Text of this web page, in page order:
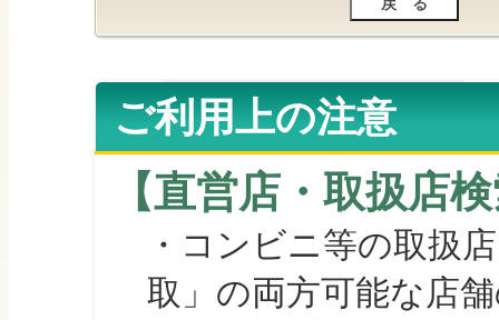
ご利用上の注意
【直営店・取扱店
・コンビニ等の取扱
取」の両方可能な店